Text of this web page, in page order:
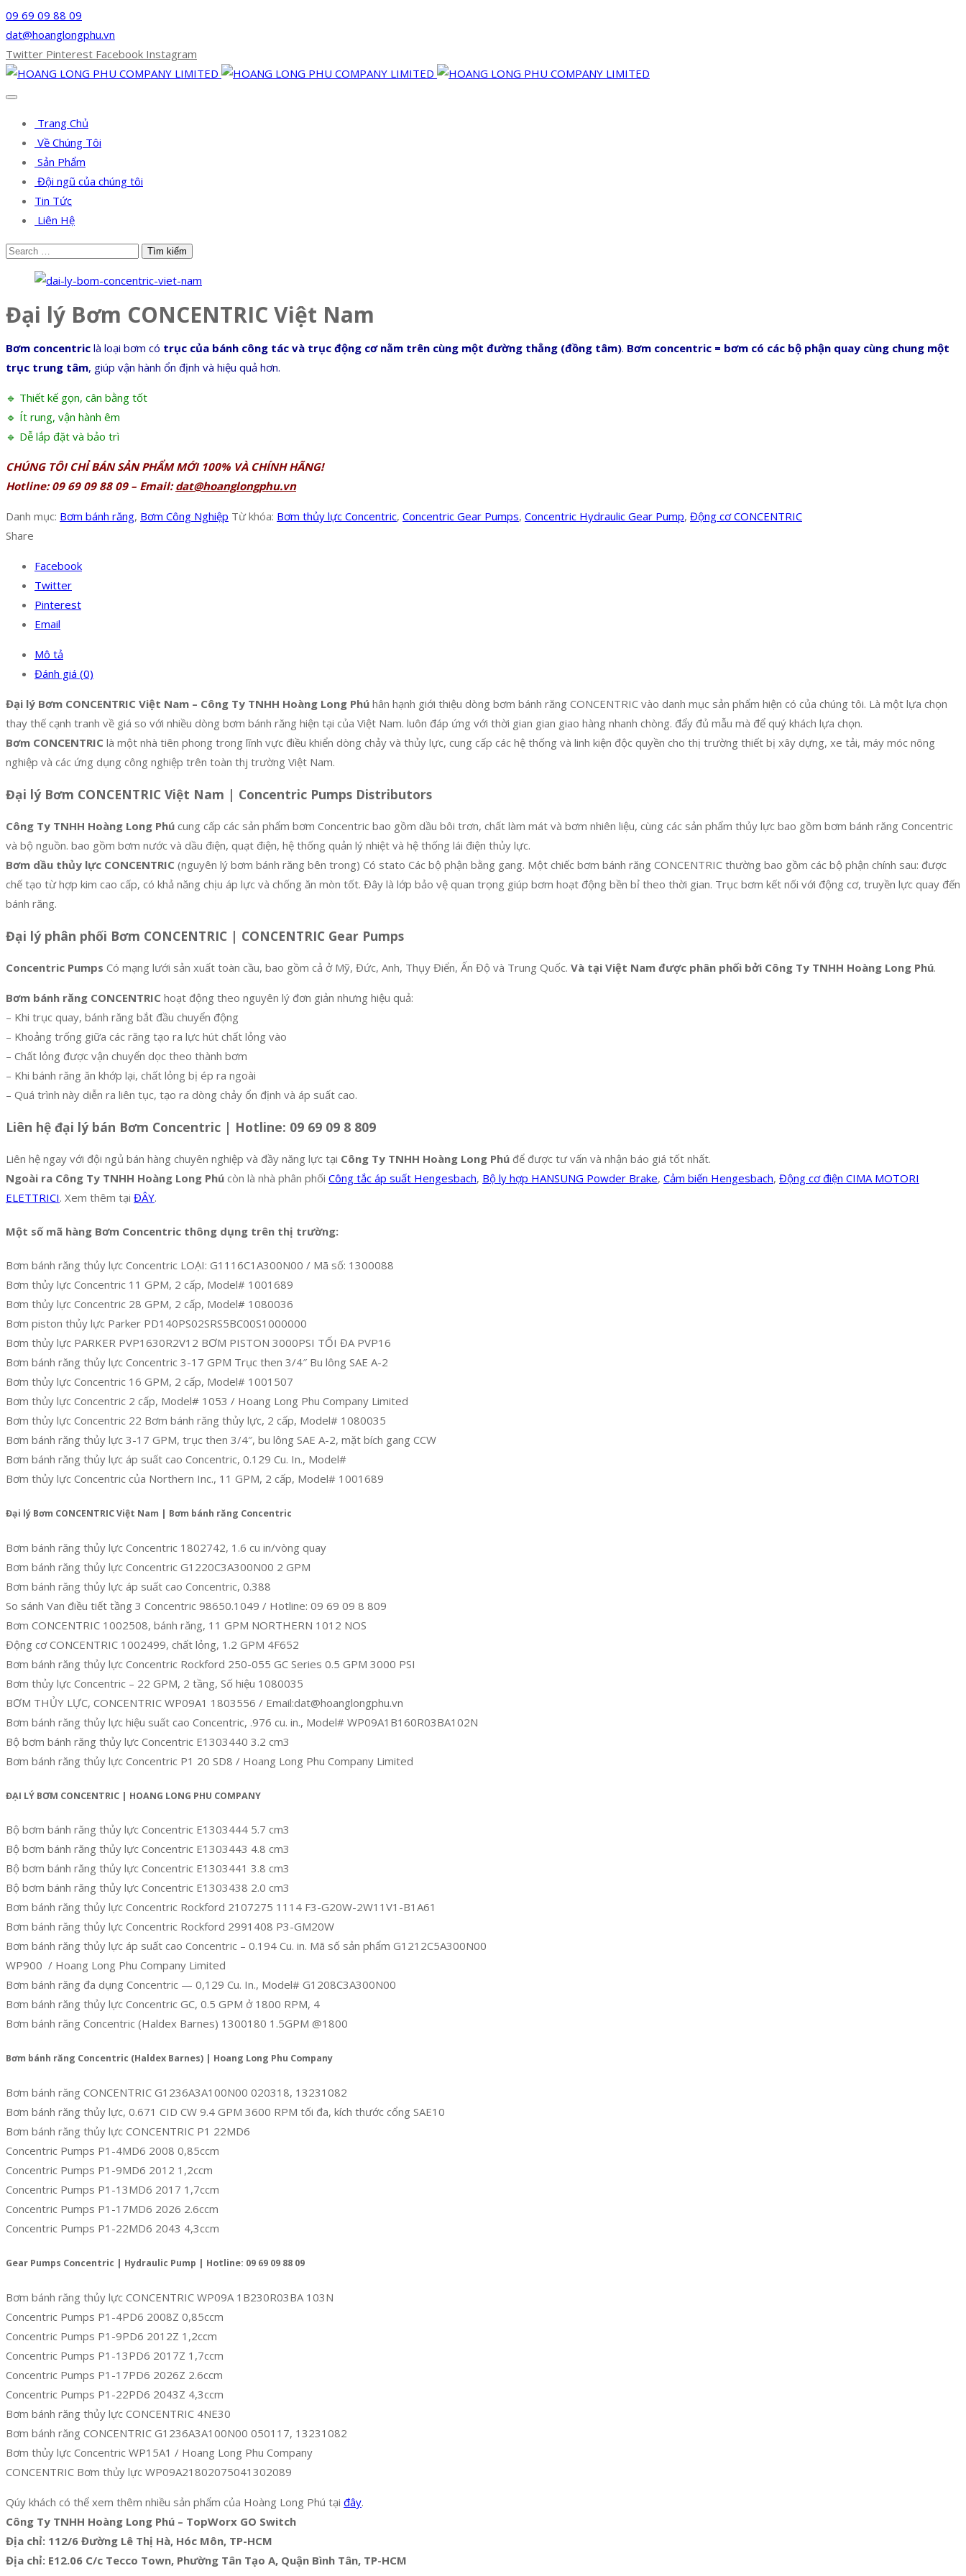
09 69 09 88 09
dat@hoanglongphu.vn
Twitter Pinterest Facebook Instagram
Trang Chủ
Về Chúng Tôi
Sản Phẩm
Đội ngũ của chúng tôi
Tin Tức
Liên Hệ
Đại lý Bơm CONCENTRIC Việt Nam
Bơm concentric là loại bơm có trục của bánh công tác và trục động cơ nằm trên cùng một đường thẳng (đồng tâm). Bơm concentric = bơm có các bộ phận quay cùng chung một
trục trung tâm, giúp vận hành ổn định và hiệu quả hơn.
🔹 Thiết kế gọn, cân bằng tốt
🔹 Ít rung, vận hành êm
🔹 Dễ lắp đặt và bảo trì
CHÚNG TÔI CHỈ BÁN SẢN PHẨM MỚI 100% VÀ CHÍNH HÃNG!
Hotline: 09 69 09 88 09 – Email:dat@hoanglongphu.vn
Danh mục: Bơm bánh răng, Bơm Công Nghiệp Từ khóa: Bơm thủy lực Concentric, Concentric Gear Pumps, Concentric Hydraulic Gear Pump, Động cơ CONCENTRIC
Share
Facebook
Twitter
Pinterest
Email
Mô tả
Đánh giá (0)
Đại lý Bơm CONCENTRIC Việt Nam – Công Ty TNHH Hoàng Long Phú hân hạnh giới thiệu dòng bơm bánh răng CONCENTRIC vào danh mục sản phẩm hiện có của chúng tôi. Là một lựa chọn
thay thế cạnh tranh về giá so với nhiều dòng bơm bánh răng hiện tại của Việt Nam. luôn đáp ứng với thời gian gian giao hàng nhanh chòng. đẩy đủ mẫu mà để quý khách lựa chọn.
Bơm CONCENTRIC là một nhà tiên phong trong lĩnh vực điều khiển dòng chảy và thủy lực, cung cấp các hệ thống và linh kiện độc quyền cho thị trường thiết bị xây dựng, xe tải, máy móc nông
nghiệp và các ứng dụng công nghiệp trên toàn thj trường Việt Nam.
Đại lý Bơm CONCENTRIC Việt Nam | Concentric Pumps Distributors
Công Ty TNHH Hoàng Long Phú cung cấp các sản phẩm bơm Concentric bao gồm dầu bôi trơn, chất làm mát và bơm nhiên liệu, cùng các sản phẩm thủy lực bao gồm bơm bánh răng Concentric
và bộ nguồn. bao gồm bơm nước và dầu điện, quạt điện, hệ thống quản lý nhiệt và hệ thống lái điện thủy lực.
Bơm dầu thủy lực CONCENTRIC (nguyên lý bơm bánh răng bên trong) Có stato Các bộ phận bằng gang. Một chiếc bơm bánh răng CONCENTRIC thường bao gồm các bộ phận chính sau: được
chế tạo từ hợp kim cao cấp, có khả năng chịu áp lực và chống ăn mòn tốt. Đây là lớp bảo vệ quan trọng giúp bơm hoạt động bền bỉ theo thời gian. Trục bơm kết nối với động cơ, truyền lực quay đến
bánh răng.
Đại lý phân phối Bơm CONCENTRIC | CONCENTRIC Gear Pumps
Concentric Pumps Có mạng lưới sản xuất toàn cầu, bao gồm cả ở Mỹ, Đức, Anh, Thụy Điển, Ấn Độ và Trung Quốc. Và tại Việt Nam được phân phối bởi Công Ty TNHH Hoàng Long Phú.
Bơm bánh răng CONCENTRIC hoạt động theo nguyên lý đơn giản nhưng hiệu quả:
– Khi trục quay, bánh răng bắt đầu chuyển động
– Khoảng trống giữa các răng tạo ra lực hút chất lỏng vào
– Chất lỏng được vận chuyển dọc theo thành bơm
– Khi bánh răng ăn khớp lại, chất lỏng bị ép ra ngoài
– Quá trình này diễn ra liên tục, tạo ra dòng chảy ổn định và áp suất cao.
Liên hệ đại lý bán Bơm Concentric | Hotline: 09 69 09 8 809
Liên hệ ngay với đội ngủ bán hàng chuyên nghiệp và đầy năng lực tại Công Ty TNHH Hoàng Long Phú để được tư vấn và nhận báo giá tốt nhất.
Ngoài ra Công Ty TNHH Hoàng Long Phú còn là nhà phân phối Công tắc áp suất Hengesbach, Bộ ly hợp HANSUNG Powder Brake, Cảm biến Hengesbach, Động cơ điện CIMA MOTORI
ELETTRICI. Xem thêm tại ĐÂY.
Một số mã hàng Bơm Concentric thông dụng trên thị trường:
Bơm bánh răng thủy lực Concentric LOẠI: G1116C1A300N00 / Mã số: 1300088
Bơm thủy lực Concentric 11 GPM, 2 cấp, Model# 1001689
Bơm thủy lực Concentric 28 GPM, 2 cấp, Model# 1080036
Bơm piston thủy lực Parker PD140PS02SRS5BC00S1000000
Bơm thủy lực PARKER PVP1630R2V12 BƠM PISTON 3000PSI TỐI ĐA PVP16
Bơm bánh răng thủy lực Concentric 3-17 GPM Trục then 3/4″ Bu lông SAE A-2
Bơm thủy lực Concentric 16 GPM, 2 cấp, Model# 1001507
Bơm thủy lực Concentric 2 cấp, Model# 1053 / Hoang Long Phu Company Limited
Bơm thủy lực Concentric 22 Bơm bánh răng thủy lực, 2 cấp, Model# 1080035
Bơm bánh răng thủy lực 3-17 GPM, trục then 3/4″, bu lông SAE A-2, mặt bích gang CCW
Bơm bánh răng thủy lực áp suất cao Concentric, 0.129 Cu. In., Model#
Bơm thủy lực Concentric của Northern Inc., 11 GPM, 2 cấp, Model# 1001689
Đại lý Bơm CONCENTRIC Việt Nam | Bơm bánh răng Concentric
Bơm bánh răng thủy lực Concentric 1802742, 1.6 cu in/vòng quay
Bơm bánh răng thủy lực Concentric G1220C3A300N00 2 GPM
Bơm bánh răng thủy lực áp suất cao Concentric, 0.388
So sánh Van điều tiết tầng 3 Concentric 98650.1049 / Hotline: 09 69 09 8 809
Bơm CONCENTRIC 1002508, bánh răng, 11 GPM NORTHERN 1012 NOS
Động cơ CONCENTRIC 1002499, chất lỏng, 1.2 GPM 4F652
Bơm bánh răng thủy lực Concentric Rockford 250-055 GC Series 0.5 GPM 3000 PSI
Bơm thủy lực Concentric – 22 GPM, 2 tầng, Số hiệu 1080035
BƠM THỦY LỰC, CONCENTRIC WP09A1 1803556 / Email:dat@hoanglongphu.vn
Bơm bánh răng thủy lực hiệu suất cao Concentric, .976 cu. in., Model# WP09A1B160R03BA102N
Bộ bơm bánh răng thủy lực Concentric E1303440 3.2 cm3
Bơm bánh răng thủy lực Concentric P1 20 SD8 / Hoang Long Phu Company Limited
ĐẠI LÝ BƠM CONCENTRIC | HOANG LONG PHU COMPANY
Bộ bơm bánh răng thủy lực Concentric E1303444 5.7 cm3
Bộ bơm bánh răng thủy lực Concentric E1303443 4.8 cm3
Bộ bơm bánh răng thủy lực Concentric E1303441 3.8 cm3
Bộ bơm bánh răng thủy lực Concentric E1303438 2.0 cm3
Bơm bánh răng thủy lực Concentric Rockford 2107275 1114 F3-G20W-2W11V1-B1A61
Bơm bánh răng thủy lực Concentric Rockford 2991408 P3-GM20W
Bơm bánh răng thủy lực áp suất cao Concentric – 0.194 Cu. in. Mã số sản phẩm G1212C5A300N00
WP900 / Hoang Long Phu Company Limited
Bơm bánh răng đa dụng Concentric — 0,129 Cu. In., Model# G1208C3A300N00
Bơm bánh răng thủy lực Concentric GC, 0.5 GPM ở 1800 RPM, 4
Bơm bánh răng Concentric (Haldex Barnes) 1300180 1.5GPM @1800
Bơm bánh răng Concentric (Haldex Barnes) | Hoang Long Phu Company
Bơm bánh răng CONCENTRIC G1236A3A100N00 020318, 13231082
Bơm bánh răng thủy lực, 0.671 CID CW 9.4 GPM 3600 RPM tối đa, kích thước cổng SAE10
Bơm bánh răng thủy lực CONCENTRIC P1 22MD6
Concentric Pumps P1-4MD6 2008 0,85ccm
Concentric Pumps P1-9MD6 2012 1,2ccm
Concentric Pumps P1-13MD6 2017 1,7ccm
Concentric Pumps P1-17MD6 2026 2.6ccm
Concentric Pumps P1-22MD6 2043 4,3ccm
Gear Pumps Concentric | Hydraulic Pump | Hotline: 09 69 09 88 09
Bơm bánh răng thủy lực CONCENTRIC WP09A 1B230R03BA 103N
Concentric Pumps P1-4PD6 2008Z 0,85ccm
Concentric Pumps P1-9PD6 2012Z 1,2ccm
Concentric Pumps P1-13PD6 2017Z 1,7ccm
Concentric Pumps P1-17PD6 2026Z 2.6ccm
Concentric Pumps P1-22PD6 2043Z 4,3ccm
Bơm bánh răng thủy lực CONCENTRIC 4NE30
Bơm bánh răng CONCENTRIC G1236A3A100N00 050117, 13231082
Bơm thủy lực Concentric WP15A1 / Hoang Long Phu Company
CONCENTRIC Bơm thủy lực WP09A21802075041302089
Qúy khách có thể xem thêm nhiều sản phẩm của Hoàng Long Phú tại đây.
Công Ty TNHH Hoàng Long Phú – TopWorx GO Switch
Địa chỉ: 112/6 Đường Lê Thị Hà, Hóc Môn, TP-HCM
Địa chỉ: E12.06 C/c Tecco Town, Phường Tân Tạo A, Quận Bình Tân, TP-HCM